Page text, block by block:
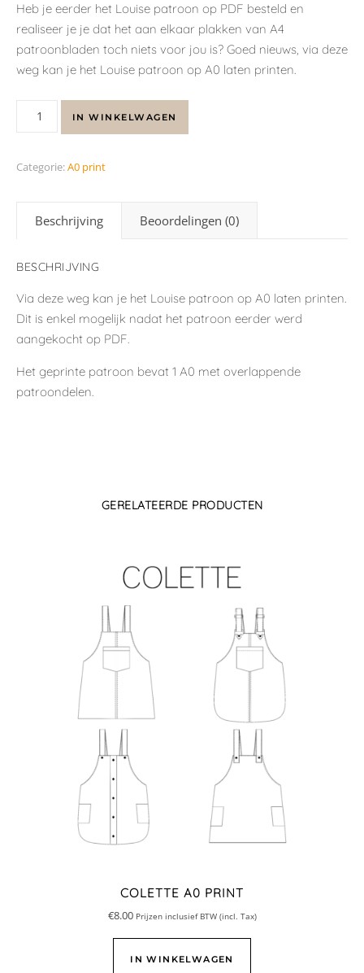
Heb je eerder het Louise patroon op PDF besteld en
realiseer je je dat het aan elkaar plakken van A4
patroonbladen toch niets voor jou is? Goed nieuws, via deze
weg kan je het Louise patroon op A0 laten printen.
IN WINKELWAGEN
Categorie:A0 print
Beschrijving Beoordelingen (0)
BESCHRIJVING
Via deze weg kan je het Louise patroon op A0 laten printen.
Dit is enkel mogelijk nadat het patroon eerder werd
aangekocht op PDF.
Het geprinte patroon bevat 1 A0 met overlappende
patroondelen.
GERELATEERDE PRODUCTEN
COLETTE A0 PRINT
€8.00 Prijzen inclusief BTW (incl. Tax)
IN WINKELWAGEN